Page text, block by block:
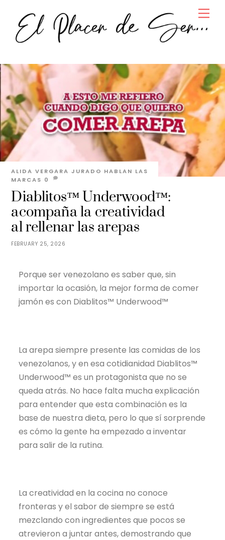
content
FEBRUARY 25, 2026
Diablitos™ Underwood™:
acompaña la creatividad
al rellenar las arepas
ALIDA VERGARA JURADO HABLAN LAS
MARCAS 0
Porque ser venezolano es saber que, sin
importar la ocasión, la mejor forma de comer
jamón es con Diablitos™ Underwood™
La arepa siempre presente las comidas de los
venezolanos, y en esa cotidianidad Diablitos™
Underwood™ es un protagonista que no se
queda atrás. No hace falta mucha explicación
para entender que esta combinación es la
base de nuestra dieta, pero lo que sí sorprende
es cómo la gente ha empezado a inventar
para salir de la rutina.
La creatividad en la cocina no conoce
fronteras y el sabor de siempre se está
mezclando con ingredientes que pocos se
atrevieron a juntar antes, demostrando que